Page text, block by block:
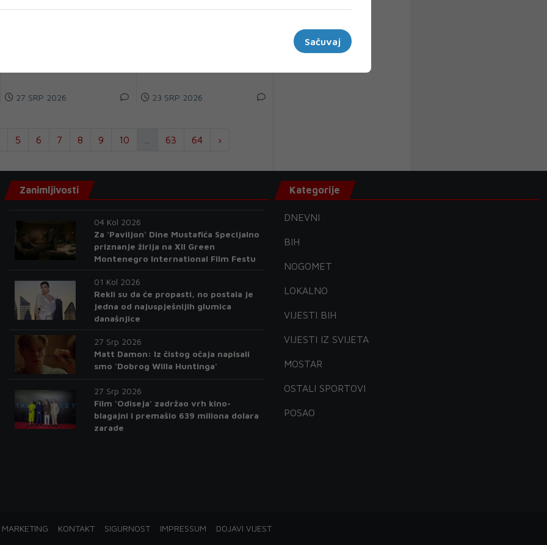
27 SRP 2026
most u Mostaru
23 SRP 2026
5 6 7 8 9 10 63 64 ›
Sačuvaj
Zanimljivosti
04 Kol 2026
Za 'Paviljon' Dine Mustafića Specijalno
priznanje žirija na XII Green
Montenegro International Film Festu
01 Kol 2026
Rekli su da će propasti, no postala je
jedna od najuspješnijih glumica
današnjice
27 Srp 2026
Matt Damon: Iz čistog očaja napisali
smo 'Dobrog Willa Huntinga'
27 Srp 2026
Film 'Odiseja' zadržao vrh kino-
blagajni i premašio 639 miliona dolara
zarade
Kategorije
DNEVNI
BIH
NOGOMET
LOKALNO
VIJESTI BIH
VIJESTI IZ SVIJETA
MOSTAR
OSTALI SPORTOVI
POSAO
MARKETING KONTAKT SIGURNOST IMPRESSUM DOJAVI VIJEST